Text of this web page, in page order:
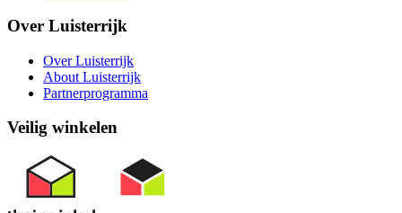
Over Luisterrijk
Over Luisterrijk
About Luisterrijk
Partnerprogramma
Veilig winkelen